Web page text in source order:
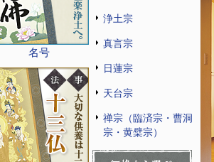
名号
浄土宗
真言宗
日蓮宗
天台宗
禅宗（臨済宗・曹洞
宗・黄檗宗）